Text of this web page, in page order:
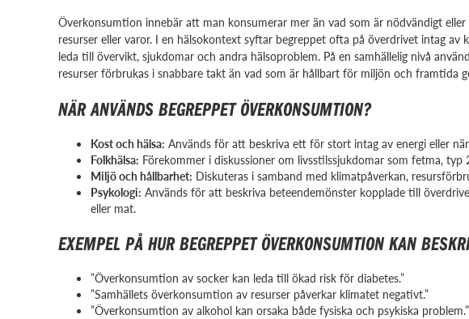
Överkonsumtion innebär att man konsumerar mer än vad som är nödvändigt
resurser eller varor. I en hälsokontext syftar begreppet ofta på överdrivet intag av
leda till övervikt, sjukdomar och andra hälsoproblem. På en samhällelig nivå
resurser förbrukas i snabbare takt än vad som är hållbart för miljön och framtida
NÄR ANVÄNDS BEGREPPET ÖVERKONSUMTION?
Kost och hälsa: Används för att beskriva ett för stort intag av energi eller
Folkhälsa: Förekommer i diskussioner om livsstilssjukdomar som fetma,
Miljö och hållbarhet: Diskuteras i samband med klimatpåverkan,
Psykologi: Används för att beskriva beteendemönster kopplade till
eller mat.
EXEMPEL PÅ HUR BEGREPPET ÖVERKONSUMTION KAN
”Överkonsumtion av socker kan leda till ökad risk för diabetes.”
”Samhällets överkonsumtion av resurser påverkar klimatet negativt.”
”Överkonsumtion av alkohol kan orsaka både fysiska och psykiska problem.”